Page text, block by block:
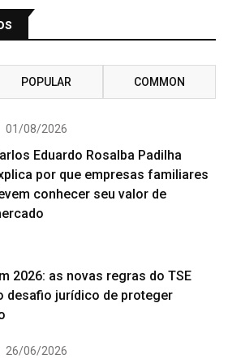
POPULAR COMMON
01/08/2026
Eduardo Rosalba Padilha
por que empresas familiares
conhecer seu valor de
2026: as novas regras do TSE
desafio jurídico de proteger
26/06/2026